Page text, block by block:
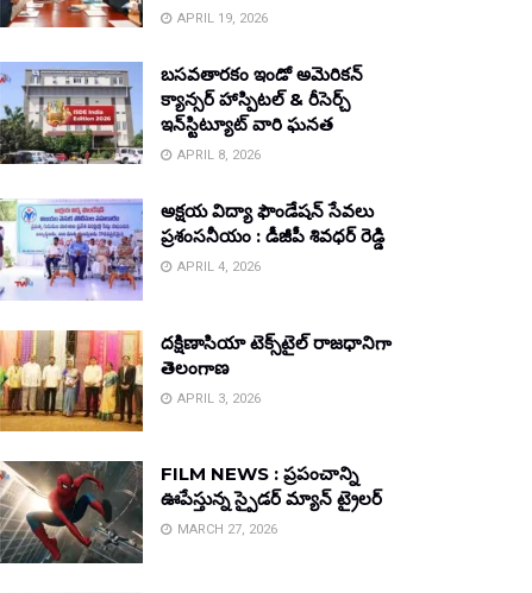
APRIL 19, 2026
బసవతారకం ఇండో అమెరికన్
క్యాన్సర్ హాస్పిటల్ & రీసెర్చ్
ఇన్‌స్టిట్యూట్ వారి ఘనత
APRIL 8, 2026
అక్షయ విద్యా ఫౌండేషన్ సేవలు
ప్రశంసనీయం : డీజీపీ శివధర్ రెడ్డి
APRIL 4, 2026
దక్షిణాసియా టెక్స్‌టైల్ రాజధానిగా
తెలంగాణ
APRIL 3, 2026
FILM NEWS : ప్రపంచాన్ని
ఊపేస్తున్న స్పైడర్ మ్యాన్ ట్రైలర్
MARCH 27, 2026